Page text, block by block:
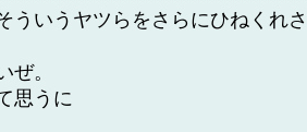
ういうヤツらをさらにひねくれ
ぜ。
思うに